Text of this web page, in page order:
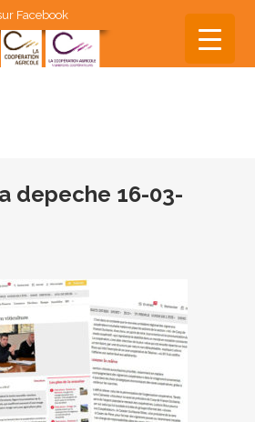
Facebook
depeche 16-03-